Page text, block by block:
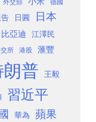
德國
日圓 日本
比亞迪 江澤民
所 港股 滙豐
普 王毅
習近平
華為 蘋果